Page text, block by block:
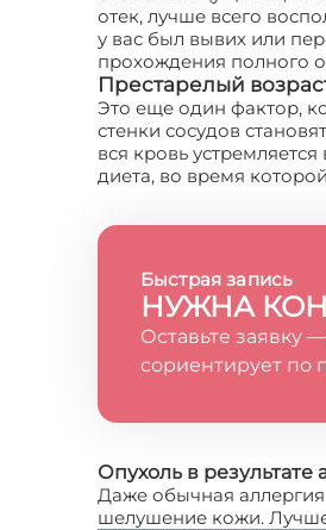
отек, лучше всего
у вас был вывих или
прохождения полного
Престарелый
Это еще один фактор,
стенки сосудов
вся кровь
диета, во время
Быстрая запись
НУЖНА
Оставьте заявку
сориентирует по
Опухоль в
Даже обычная аллергия
шелушение кожи. Лучше